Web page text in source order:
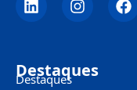
Destaques
Destaques